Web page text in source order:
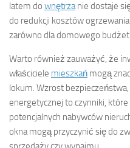
latem do wnętrzanie dostaje
do redukcji kosztów
zarówno dla domowego
Warto również zauważyć, że
właściciele mieszkań mogą
lokum. Wzrost
energetycznej to czynniki,
potencjalnych nabywców
okna mogą przyczynić się do